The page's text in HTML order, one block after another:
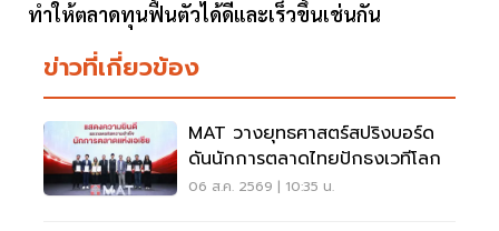
ทำให้ตลาดทุนฟื้นตัวได้ดีและเร็วขึ้นเช่นกัน
ข่าวที่เกี่ยวข้อง
MAT วางยุทธศาสตร์สปริงบอร์ด
ดันนักการตลาดไทยปักธงเวทีโลก
06 ส.ค. 2569 | 10:35 น.